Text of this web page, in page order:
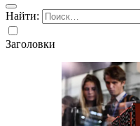
Найти:
Заголовки